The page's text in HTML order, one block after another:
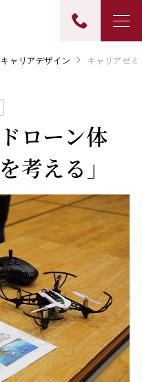
キャリアデザイン キャリアゼ
ローン体
考える」